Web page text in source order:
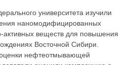
университета изучили
наномодифицированных
активных веществ для повышения
Восточной Сибири.
нефтеотмывающей